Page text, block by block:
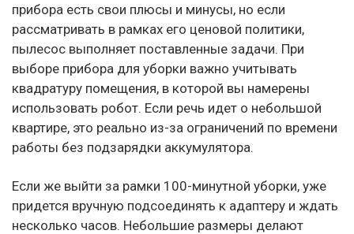
прибора есть свои плюсы и минусы, но если
рассматривать в рамках его ценовой политики,
пылесос выполняет поставленные задачи. При
выборе прибора для уборки важно учитывать
квадратуру помещения, в которой вы намерены
использовать робот. Если речь идет о небольшой
квартире, это реально из-за ограничений по времени
работы без подзарядки аккумулятора.
Если же выйти за рамки 100-минутной уборки, уже
придется вручную подсоединять к адаптеру и ждать
несколько часов. Небольшие размеры делают